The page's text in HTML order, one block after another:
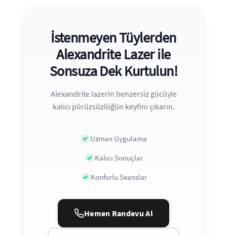
İstenmeyen Tüylerden
Alexandrite Lazer ile
Sonsuza Dek Kurtulun!
Alexandrite lazerin benzersiz gücüyle
kalıcı pürüzsüzlüğün keyfini çıkarın.
Uzman Uygulama
Kalıcı Sonuçlar
Konforlu Seanslar
Hemen Randevu Al